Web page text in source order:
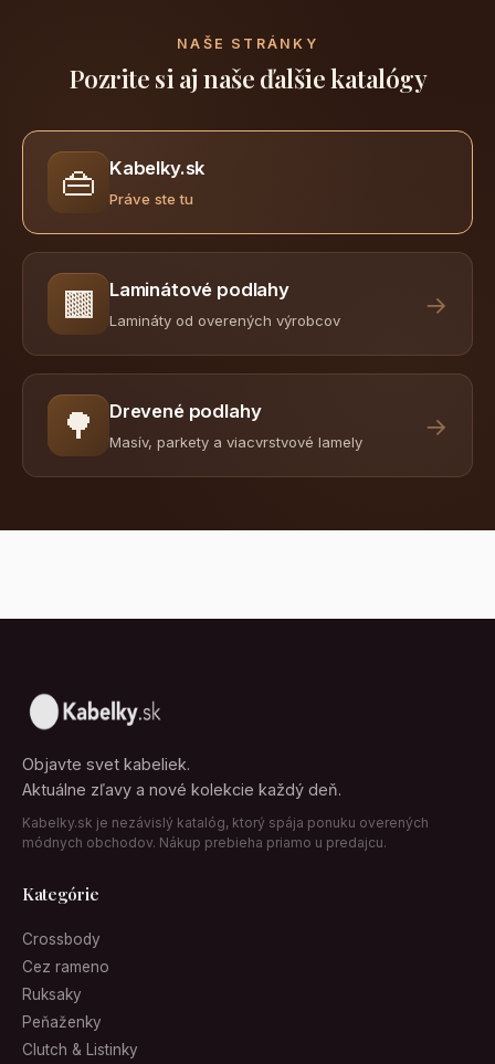
NAŠE STRÁNKY
Pozrite si aj naše ďalšie katalógy
👜 Kabelky.sk
Práve ste tu
🟫 Laminátové podlahy
Lamináty od overených výrobcov
→
🌳 Drevené podlahy
Masív, parkety a viacvrstvové lamely
→
Objavte svet kabeliek.
Aktuálne zľavy a nové kolekcie každý deň.
Kabelky.sk je nezávislý katalóg, ktorý spája ponuku overených
módnych obchodov. Nákup prebieha priamo u predajcu.
Kategórie
Crossbody
Cez rameno
Ruksaky
Peňaženky
Clutch & Listinky